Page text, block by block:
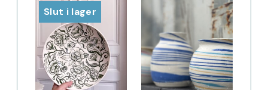
Slut i lager